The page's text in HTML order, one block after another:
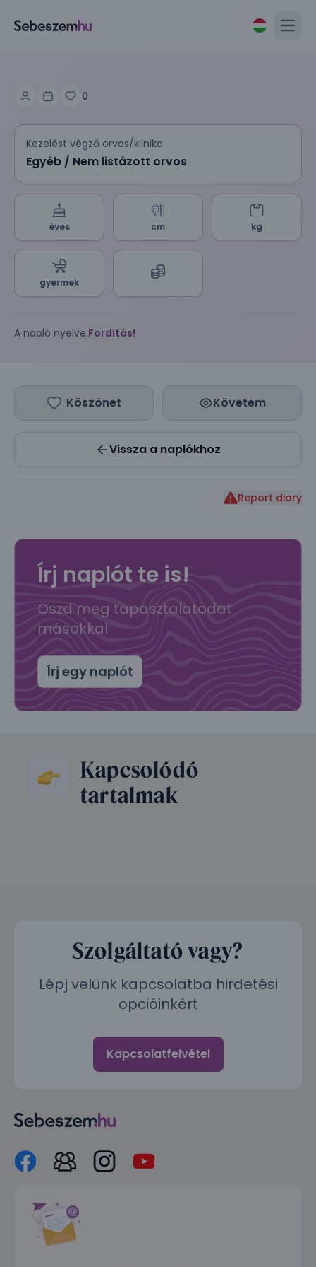
0
Kezelést végző orvos/klinika
Egyéb / Nem listázott orvos
éves cm kg
gyermek
A napló nyelve:Fordítás!
Köszönet Követem
Vissza a naplókhoz
Report diary
Írj naplót te is!
Oszd meg tapasztalatodat
másokkal
Írj egy naplót
Kapcsolódó
tartalmak
Szolgáltató vagy?
Lépj velünk kapcsolatba hirdetési
opcióinkért
Kapcsolatfelvétel